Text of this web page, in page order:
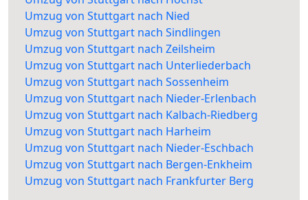
Umzug von Stuttgart nach Nied
Umzug von Stuttgart nach Sindlingen
Umzug von Stuttgart nach Zeilsheim
Umzug von Stuttgart nach Unterliederbach
Umzug von Stuttgart nach Sossenheim
Umzug von Stuttgart nach Nieder-Erlenbach
Umzug von Stuttgart nach Kalbach-Riedberg
Umzug von Stuttgart nach Harheim
Umzug von Stuttgart nach Nieder-Eschbach
Umzug von Stuttgart nach Bergen-Enkheim
Umzug von Stuttgart nach Frankfurter Berg